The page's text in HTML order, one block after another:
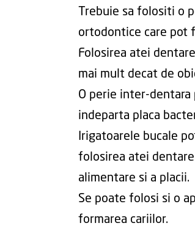
Trebuie sa folositi o
ortodontice care pot
Folosirea atei
mai mult decat de
O perie inter-
indeparta placa
Irigatoarele bucale
folosirea atei
alimentare si a placii.
Se poate folosi si o
formarea cariilor.